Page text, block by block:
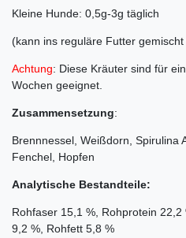
Kleine Hunde: 0,5g-3g täglich
(kann ins reguläre Futter gemischt
Achtung: Diese Kräuter sind für
Wochen geeignet.
Zusammensetzung:
Brennnessel, Weißdorn, Spirulina
Fenchel, Hopfen
Analytische Bestandteile:
Rohfaser 15,1 %, Rohprotein
9,2 %, Rohfett 5,8 %